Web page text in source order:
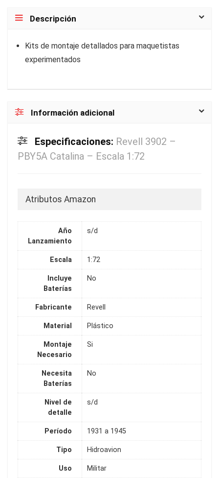
Descripción
Kits de montaje detallados para maquetistas
experimentados
Información adicional
Especificaciones: Revell 3902 –
PBY5A Catalina – Escala 1:72
Atributos Amazon
Año
Lanzamiento
s/d
Escala 1:72
Incluye
Baterías
No
Fabricante Revell
Material Plástico
Montaje
Necesario
Si
Necesita
Baterías
No
Nivel de
detalle
s/d
Período 1931 a 1945
Tipo Hidroavion
Uso Militar